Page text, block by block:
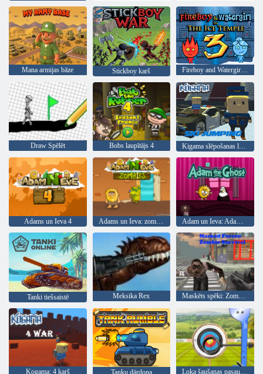
Mana armijas bāze Stickboy karš Fireboy and Watergirl 3: ledus templis
Draw Spēlēt Bobs laupītājs 4 Kigama slēpošanas lekt!
Adams un Ieva 4 Adams un Ieva: zombiji Adam un Ieva: Adam Gars
Tanki tiešsaistē Meksika Rex Maskēts spēki: Zombie Survival
Kogama: 4 karš Loka šaušanas pasaules tūre